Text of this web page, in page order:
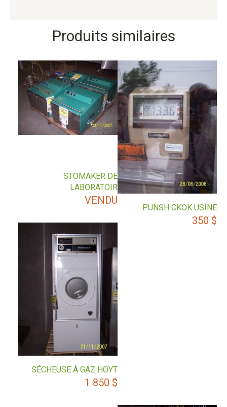
Produits similaires
PUNSH CKOK USINE
350 $
STOMAKER DE
LABORATOIR
VENDU
SÉCHEUSE À GAZ HOYT
1 850 $